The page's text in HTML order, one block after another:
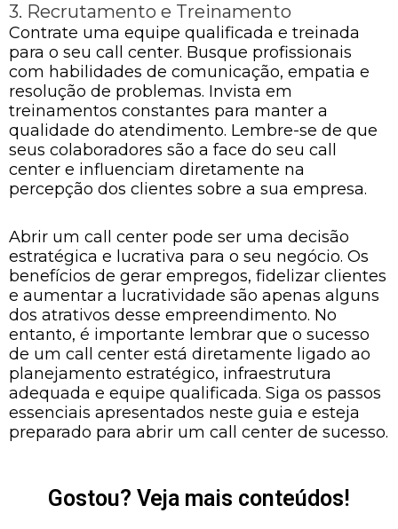
3. Recrutamento e Treinamento
Contrate uma equipe qualificada e treinada
para o seu call center. Busque profissionais
com habilidades de comunicação, empatia e
resolução de problemas. Invista em
treinamentos constantes para manter a
qualidade do atendimento. Lembre-se de que
seus colaboradores são a face do seu call
center e influenciam diretamente na
percepção dos clientes sobre a sua empresa.
Abrir um call center pode ser uma decisão
estratégica e lucrativa para o seu negócio. Os
benefícios de gerar empregos, fidelizar clientes
e aumentar a lucratividade são apenas alguns
dos atrativos desse empreendimento. No
entanto, é importante lembrar que o sucesso
de um call center está diretamente ligado ao
planejamento estratégico, infraestrutura
adequada e equipe qualificada. Siga os passos
essenciais apresentados neste guia e esteja
preparado para abrir um call center de sucesso.
Gostou? Veja mais conteúdos!